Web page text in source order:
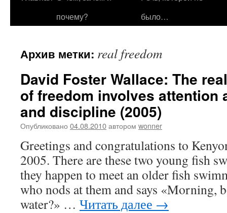
почему?
было…
Архив метки: real freedom
David Foster Wallace: The
of freedom involves attention
and discipline (2005)
Опубликовано 04.08.2010автором wonner
Greetings and congratulations to
2005. There are these two young fish
they happen to meet an older fish
who nods at them and says «Morning,
water?» … Читать далее →